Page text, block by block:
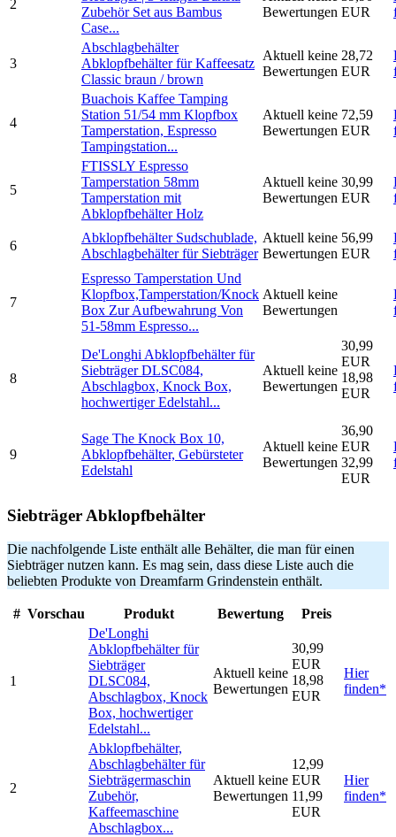
2
Zubehör Set aus Bambus
Case...
Bewertungen EUR
3
Abschlagbehälter
Abklopfbehälter für Kaffeesatz
Classic braun / brown
Aktuell keine
Bewertungen
28,72
EUR
4
Buachois Kaffee Tamping
Station 51/54 mm Klopfbox
Tamperstation, Espresso
Tampingstation...
Aktuell keine
Bewertungen
72,59
EUR
5
FTISSLY Espresso
Tamperstation 58mm
Tamperstation mit
Abklopfbehälter Holz
Aktuell keine
Bewertungen
30,99
EUR
6
Abklopfbehälter Sudschublade,
Abschlagbehälter für Siebträger
Aktuell keine
Bewertungen
56,99
EUR
7
Espresso Tamperstation Und
Klopfbox,Tamperstation/Knock
Box Zur Aufbewahrung Von
51-58mm Espresso...
Aktuell keine
Bewertungen
8
De'Longhi Abklopfbehälter für
Siebträger DLSC084,
Abschlagbox, Knock Box,
hochwertiger Edelstahl...
Aktuell keine
Bewertungen
30,99
EUR
18,98
EUR
9
Sage The Knock Box 10,
Abklopfbehälter, Gebürsteter
Edelstahl
Aktuell keine
Bewertungen
36,90
EUR
32,99
EUR
Siebträger Abklopfbehälter
Die nachfolgende Liste enthält alle Behälter, die man für einen
Siebträger nutzen kann. Es mag sein, dass diese Liste auch die
beliebten Produkte von Dreamfarm Grindenstein enthält.
# Vorschau Produkt Bewertung Preis
1
De'Longhi
Abklopfbehälter für
Siebträger
DLSC084,
Abschlagbox, Knock
Box, hochwertiger
Edelstahl...
Aktuell keine
Bewertungen
30,99
EUR
18,98
EUR
Hier
finden*
2
Abklopfbehälter,
Abschlagbehälter für
Siebträgermaschin
Zubehör,
Kaffeemaschine
Abschlagbox...
Aktuell keine
Bewertungen
12,99
EUR
11,99
EUR
Hier
finden*